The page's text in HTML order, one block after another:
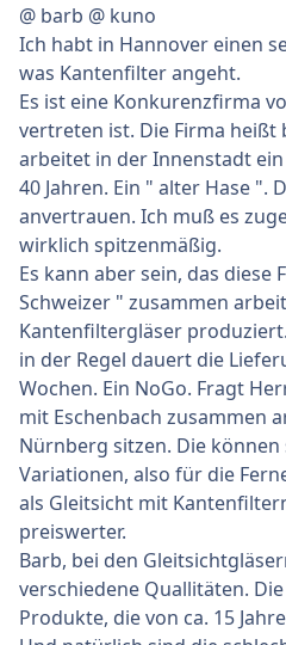
@ barb @ kuno
Ich habt in Hannover einen
was Kantenfilter angeht.
Es ist eine Konkurenzfirma
vertreten ist. Die Firma
arbeitet in der Innenstadt
40 Jahren. Ein " alter Hase ".
anvertrauen. Ich muß es
wirklich spitzenmäßig.
Es kann aber sein, das diese
Schweizer " zusammen
Kantenfiltergläser
in der Regel dauert die
Wochen. Ein NoGo. Fragt
mit Eschenbach zusammen
Nürnberg sitzen. Die können
Variationen, also für die
als Gleitsicht mit
preiswerter.
Barb, bei den
verschiedene Quallitäten.
Produkte, die von ca. 15